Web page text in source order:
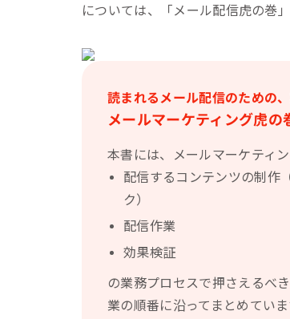
については、「メール配信虎の巻
読まれるメール配信のための
メールマーケティング虎の
本書には、メールマーケティ
配信するコンテンツの制作
ク）
配信作業
効果検証
の業務プロセスで押さえるべ
業の順番に沿ってまとめていま